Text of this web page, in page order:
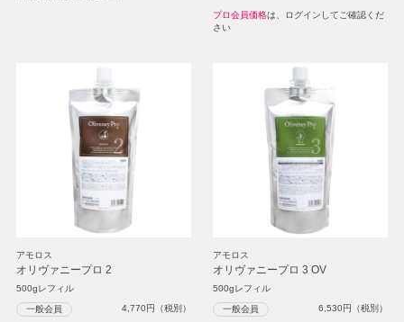
プロ会員価格は、ログインしてご確認くだ
さい
アモロス
オリヴァニープロ 2
500gレフィル
一般会員 4,770円（税別）
アモロス
オリヴァニープロ 3 OV
500gレフィル
一般会員 6,530円（税別）